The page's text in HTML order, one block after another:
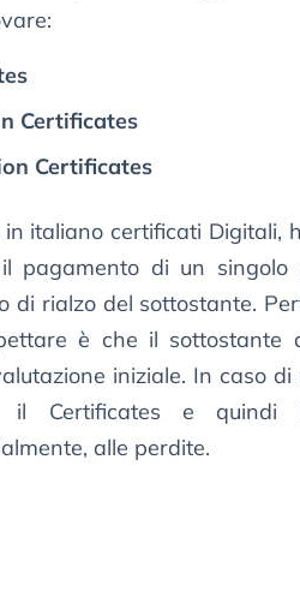
Certificates
Certificates
in italiano certificati Digitali,
pagamento di un singolo
di rialzo del sottostante.
è che il sottostante
iniziale. In caso
il Certificates e quindi
alle perdite.